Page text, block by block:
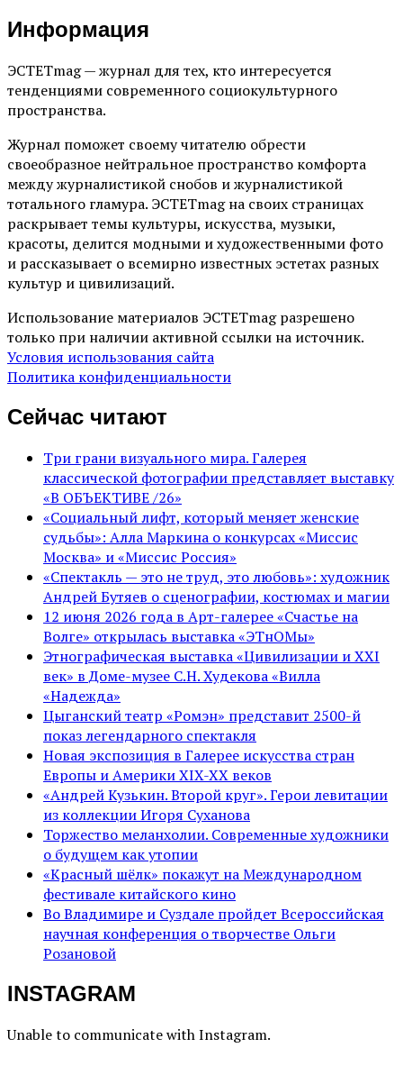
Информация
ЭСТЕТmag — журнал для тех, кто интересуется
тенденциями современного социокультурного
пространства.
Журнал поможет своему читателю обрести
своеобразное нейтральное пространство комфорта
между журналистикой снобов и журналистикой
тотального гламура. ЭСТЕТmag на своих страницах
раскрывает темы культуры, искусства, музыки,
красоты, делится модными и художественными фото
и рассказывает о всемирно известных эстетах разных
культур и цивилизаций.
Использование материалов ЭСТЕТmag разрешено
только при наличии активной ссылки на источник.
Условия использования сайта
Политика конфиденциальности
Сейчас читают
Три грани визуального мира. Галерея
классической фотографии представляет выставку
«В ОБЪЕКТИВЕ /26»
«Социальный лифт, который меняет женские
судьбы»: Алла Маркина о конкурсах «Миссис
Москва» и «Миссис Россия»
«Спектакль — это не труд, это любовь»: художник
Андрей Бутяев о сценографии, костюмах и магии
12 июня 2026 года в Арт-галерее «Счастье на
Волге» открылась выставка «ЭТнОМы»
Этнографическая выставка «Цивилизации и ХХI
век» в Доме-музее С.Н. Худекова «Вилла
«Надежда»
Цыганский театр «Ромэн» представит 2500-й
показ легендарного спектакля
Новая экспозиция в Галерее искусства стран
Европы и Америки XIX-XX веков
«Андрей Кузькин. Второй круг». Герои левитации
из коллекции Игоря Суханова
Торжество меланхолии. Современные художники
о будущем как утопии
«Красный шёлк» покажут на Международном
фестивале китайского кино
Во Владимире и Суздале пройдет Всероссийская
научная конференция о творчестве Ольги
Розановой
INSTAGRAM
Unable to communicate with Instagram.